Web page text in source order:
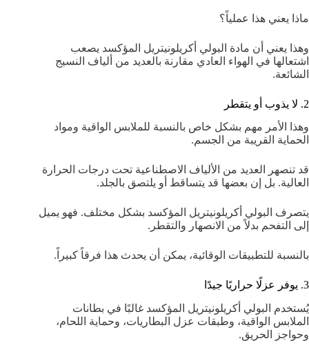
ماذا يعني هذا عملياً؟
وهذا يعني أن مادة البولي أكريلونيتريل المؤكسد يصعب
اشتعالها في الهواء العادي مقارنة بالعديد من ألياف النسيج
الشائعة.
2. لا يذوب أو يتقطر
وهذا الأمر مهم بشكل خاص بالنسبة للملابس الواقية ومواد
الحماية القريبة من الجسم.
قد تنصهر العديد من الألياف الاصطناعية تحت درجات الحرارة
العالية. بل إن بعضها قد يتساقط أو يلتصق بالجلد.
يتصرف البولي أكريلونيتريل المؤكسد بشكل مختلف. فهو يميل
إلى التفحم بدلاً من الانصهار والتقطر.
بالنسبة للتطبيقات الوقائية، يمكن أن يحدث هذا فرقاً كبيراً.
3. يوفر عزلًا حراريًا جيدًا
يُستخدم البولي أكريلونيتريل المؤكسد غالبًا في بطانات
الملابس الواقية، وطبقات عزل البطاريات، وحماية اللحام،
وحواجز الحريق.